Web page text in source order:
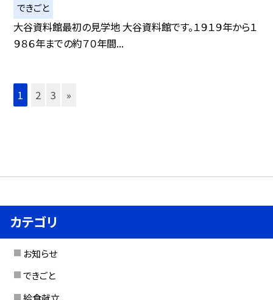
できごと
大谷資料館最初の見学地 大谷資料館です。１９１９年から１
９８６年までの約７０年間...
1 2 3 »
カテゴリ
お知らせ
できごと